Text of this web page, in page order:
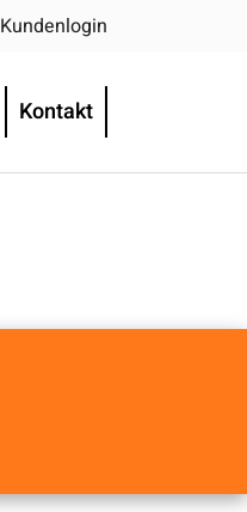
Kundenlogin
Kontakt